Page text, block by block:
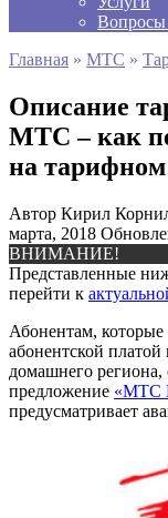
Вопросы
Главная » МТС »
Описание
МТС – как
на
Автор Кирил
марта, 2018
ВНИМАНИЕ!
Представленные
перейти к
Абонентам,
абонентской
домашнего региона,
предложение «МТС
предусматривает